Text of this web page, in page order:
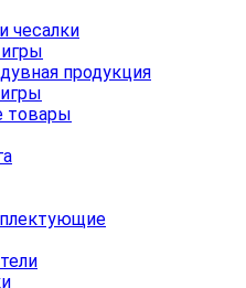
чесалки
продукция
товары